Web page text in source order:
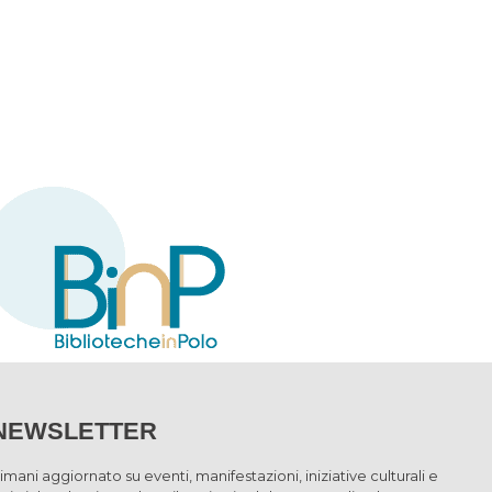
aggiornato su eventi, manifestazioni, iniziative culturali e